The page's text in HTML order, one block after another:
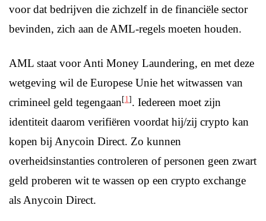
voor dat bedrijven die zichzelf in de financiële sector
bevinden, zich aan de AML-regels moeten houden.
AML staat voor Anti Money Laundering, en met deze
wetgeving wil de Europese Unie het witwassen van
crimineel geld tegengaan[1]. Iedereen moet zijn
identiteit daarom verifiëren voordat hij/zij crypto kan
kopen bij Anycoin Direct. Zo kunnen
overheidsinstanties controleren of personen geen zwart
geld proberen wit te wassen op een crypto exchange
als Anycoin Direct.